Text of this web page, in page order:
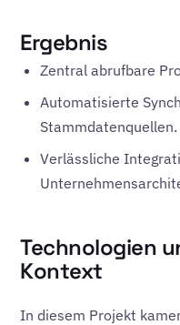
Ergebnis
Zentral abrufbare
Automatisierte
Stammdatenquellen.
Verlässliche
Technologien
Kontext
In diesem Projekt